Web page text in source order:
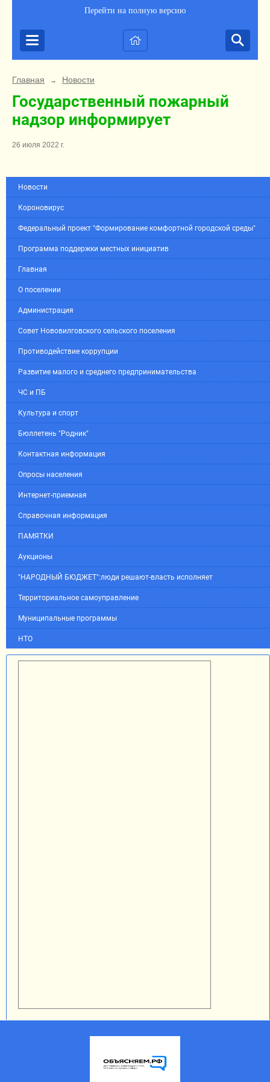
Перейти на полную версию
Главная → Новости
Государственный пожарный
надзор информирует
26 июля 2022 г.
Новости
Короновирус
Федеральный проект "Формирование комфортной городской среды"
Программа поддержки местных инициатив
Главная
О поселении
Администрация
Совет Нововилговского сельского поселения
Противодействие коррупции
Развитие малого и среднего предпринимательства
ЧС и ПБ
Культура и спорт
Бюллетень "Родник"
Контактная информация
Опросы населения
Интернет-приемная
Справочная информация
ПАМЯТКИ
Аукционы
"НАРОДНЫЙ БЮДЖЕТ":люди решают-власть исполняет
Территориальное самоуправление
Муниципальные программы
НТО